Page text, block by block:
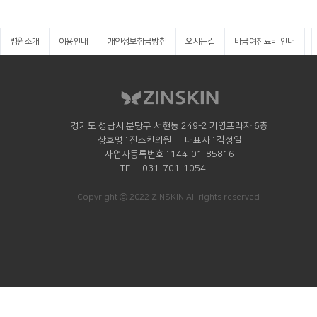
병원소개 이용안내 개인정보취급방침 오시는길 비급여진료비 안내
경기도 성남시 분당구 서현동 249-2 기영프라자 6층
상호명
진스킨의원 대표자
김정일
사업자등록번호
144-01-85816
TEL
031-701-1054
Copyright ⓒ 2022 ZINSKIN All rights reserved.